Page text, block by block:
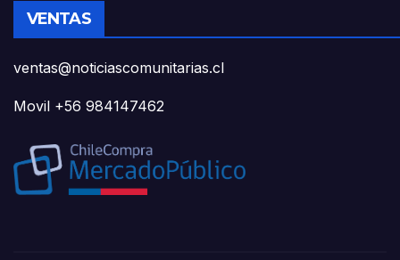
VENTAS
ventas@noticiascomunitarias.cl
Movil +56 984147462